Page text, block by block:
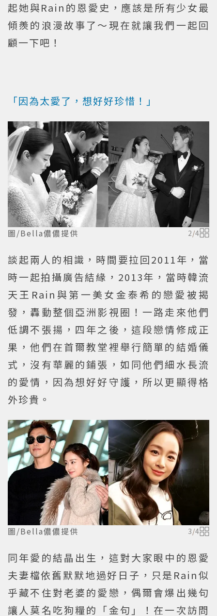
起她與Rain的恩愛史，應該是所有少女最
傾羨的浪漫故事了～現在就讓我們一起回
顧一下吧！
「因為太愛了，想好好珍惜！」
圖/Bella儂儂提供 2/4
談起兩人的相識，時間要拉回2011年，當
時一起拍攝廣告結緣，2013年，當時韓流
天王Rain與第一美女金泰希的戀愛被揭
發，轟動整個亞洲影視圈！一路走來他們
低調不張揚，四年之後，這段戀情修成正
果，他們在首爾教堂裡舉行簡單的結婚儀
式，沒有華麗的鋪張，如同他們細水長流
的愛情，因為想好好守護，所以更顯得格
外珍貴。
圖/Bella儂儂提供 3/4
同年愛的結晶出生，這對大家眼中的恩愛
夫妻檔依舊默默地過好日子，只是Rain似
乎藏不住對老婆的愛戀，偶爾會爆出幾句
讓人莫名吃狗糧的「金句」！在一次訪問